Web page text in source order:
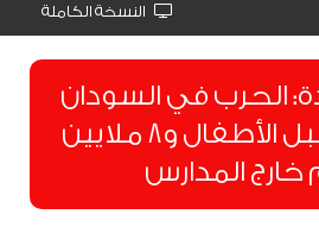
النسخة الكاملة
الحرب في السودان
سلبت مستقبل الأطفال و8 ملايين
المدارس